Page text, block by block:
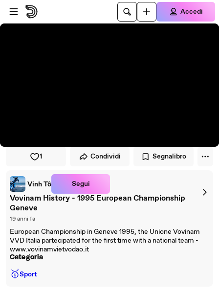
Vai al lettore
Passa al contenuto principale
Accedi
1 Condividi Segnalibro
Vinh Tô Segui
Vovinam History - 1995 European Championship
Geneve
19 anni fa
European Championship in Geneve 1995, the Unione Vovinam
VVD Italia partecipated for the first time with a national team -
www.vovinamvietvodao.it
Categoria
🥇Sport